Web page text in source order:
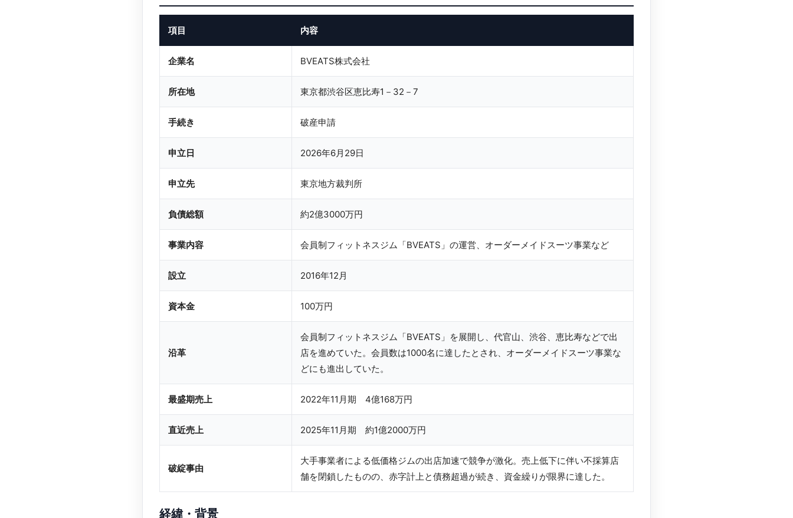
項目 内容
企業名 BVEATS株式会社
所在地 東京都渋谷区恵比寿1－32－7
手続き 破産申請
申立日 2026年6月29日
申立先 東京地方裁判所
負債総額 約2億3000万円
事業内容 会員制フィットネスジム「BVEATS」の運営、オーダーメイドスーツ事業など
設立 2016年12月
資本金 100万円
沿革
会員制フィットネスジム「BVEATS」を展開し、代官山、渋谷、恵比寿などで出
店を進めていた。会員数は1000名に達したとされ、オーダーメイドスーツ事業な
どにも進出していた。
最盛期売上 2022年11月期 4億168万円
直近売上 2025年11月期 約1億2000万円
破綻事由
大手事業者による低価格ジムの出店加速で競争が激化。売上低下に伴い不採算店
舗を閉鎖したものの、赤字計上と債務超過が続き、資金繰りが限界に達した。
経緯・背景